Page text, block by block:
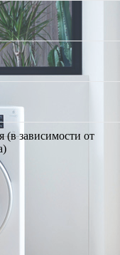
(в зависимости от